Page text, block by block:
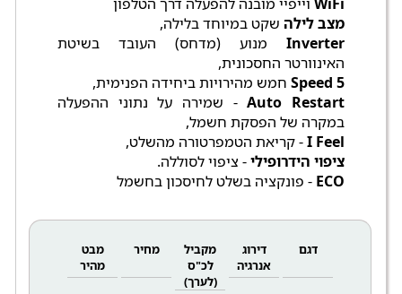
מצב לילה שקט במיוחד בלילה,
Inverter מנוע (מדחס) העובד בשיטת
האינוורטר החסכונית,
5 Speed
חמש מהירויות ביחידה הפנימית,
Auto Restart- שמירה על נתוני ההפעלה
במקרה של הפסקת חשמל,
I Feel- קריאת הטמפרטורה מהשלט,
ציפוי הידרופילי- ציפוי לסוללה.
ECO - פונקציה בשלט לחיסכון בחשמל
דגם
דירוג
אנרגיה
מקביל
לכ"ס
(לערך)
מחיר
מבט
מהיר